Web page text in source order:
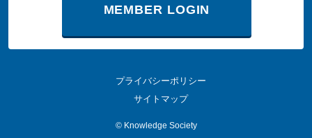
MEMBER LOGIN
プライバシーポリシー
サイトマップ
© Knowledge Society